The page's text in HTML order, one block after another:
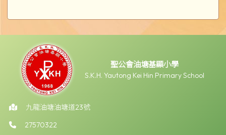
聖公會油塘基顯小學
S.K.H. Yautong Kei Hin Primary School
九龍油塘油塘道23號
27570322